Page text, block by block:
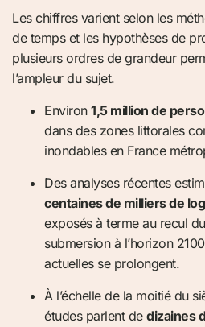
Les chiffres varient selon les
de temps et les hypothèses de
plusieurs ordres de grandeur
l’ampleur du sujet.
Environ 1,5 million de
dans des zones littorales
inondables en France
Des analyses récentes
centaines de milliers de
exposés à terme au recul
submersion à l’horizon
actuelles se prolongent.
À l’échelle de la moitié du
études parlent de dizaines